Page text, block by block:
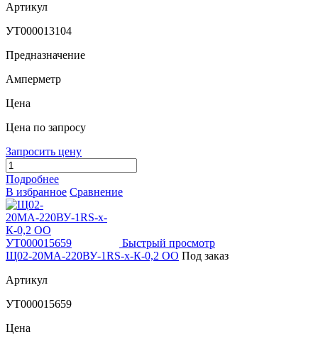
Артикул
УТ000013104
Предназначение
Амперметр
Цена
Цена по запросу
Запросить цену
Подробнее
В избранное Сравнение
Быстрый просмотр
Щ02-20МА-220ВУ-1RS-х-К-0,2 ОО Под заказ
Артикул
УТ000015659
Цена